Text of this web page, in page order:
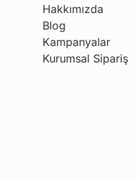
Hakkımızda
Blog
Kampanyalar
Kurumsal Sipariş